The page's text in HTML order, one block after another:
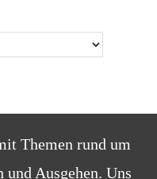
Themen rund um
und Ausgehen. Uns